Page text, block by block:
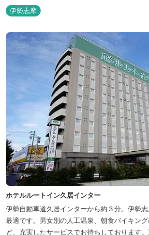
伊勢志摩
ホテルルートイン久居インター
伊勢自動車道久居インターから約３分。伊勢
最適です。男女別の人工温泉、朝食バイキン
ど、充実したサービスでお待ちしております